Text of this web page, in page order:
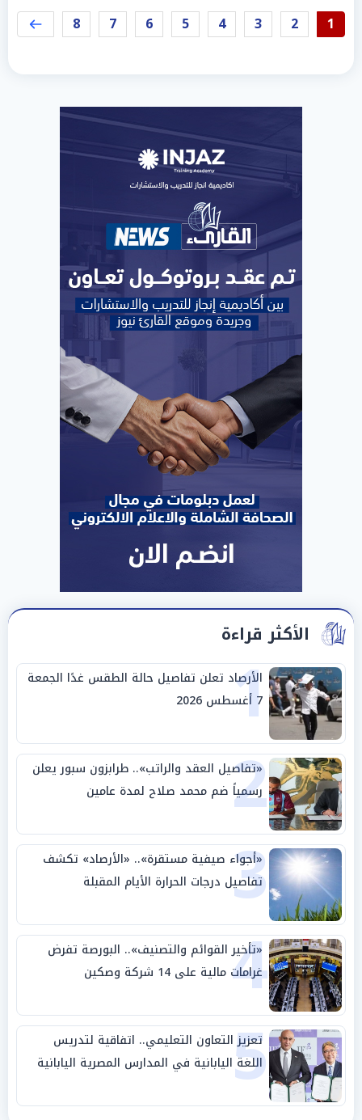
1
2
3
4
5
6
7
8
الأكثر قراءة
1
الأرصاد تعلن تفاصيل حالة الطقس غدًا الجمعة
7 أغسطس 2026
2
«تفاصيل العقد والراتب».. طرابزون سبور يعلن
رسمياً ضم محمد صلاح لمدة عامين
3
«أجواء صيفية مستقرة».. «الأرصاد» تكشف
تفاصيل درجات الحرارة الأيام المقبلة
4
«تأخير القوائم والتصنيف».. البورصة تفرض
غرامات مالية على 14 شركة وصكين
5
تعزيز التعاون التعليمي.. اتفاقية لتدريس
اللغة اليابانية في المدارس المصرية اليابانية